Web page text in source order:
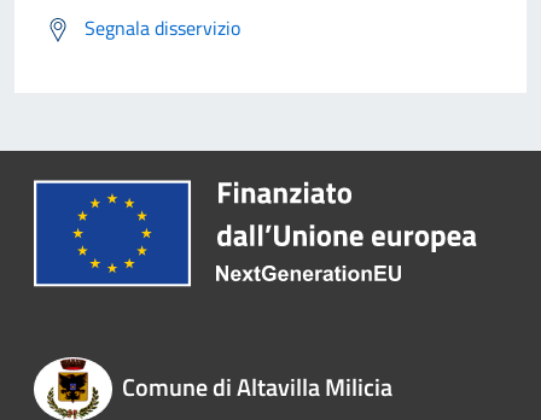
Segnala disservizio
Comune di Altavilla Milicia